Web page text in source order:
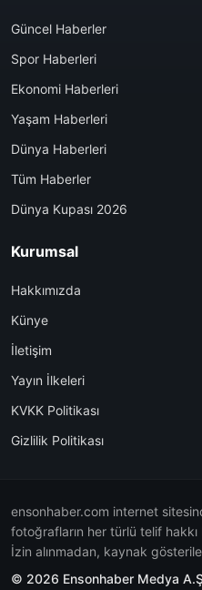
Güncel Haberler
Spor Haberleri
Ekonomi Haberleri
Yaşam Haberleri
Dünya Haberleri
Tüm Haberler
Dünya Kupası 2026
Kurumsal
Hakkımızda
Künye
İletişim
Yayın İlkeleri
KVKK Politikası
Gizlilik Politikası
ensonhaber.com internet
fotoğrafların her türlü telif
İzin alınmadan, kaynak
© 2026 Ensonhaber Medya A.Ş.